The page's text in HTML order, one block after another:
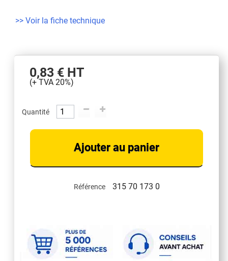
>> Voir la fiche technique
0,83 € HT
(+ TVA 20%)
Quantité
Ajouter au panier
Référence 315 70 173 0